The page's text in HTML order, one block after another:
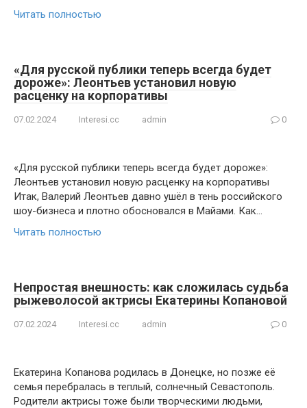
Читать полностью
«Для русской публики теперь всегда будет
дороже»: Леонтьев установил новую
расценку на корпоративы
07.02.2024 Interesi.cc admin 0
«Для русской публики теперь всегда будет дороже»:
Леонтьев установил новую расценку на корпоративы
Итак, Валерий Леонтьев давно ушёл в тень российского
шоу-бизнеса и плотно обосновался в Майами. Как…
Читать полностью
Непростая внешность: как сложилась судьба
рыжеволосой актрисы Екатерины Копановой
07.02.2024 Interesi.cc admin 0
Екатерина Копанова родилась в Донецке, но позже её
семья перебралась в теплый, солнечный Севастополь.
Родители актрисы тоже были творческими людьми,